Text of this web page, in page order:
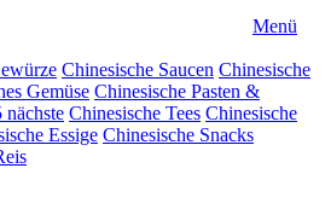
Menü
Chinesische Saucen Chinesische
Gemüse Chinesische Pasten &
nächste Chinesische Tees Chinesische
Essige Chinesische Snacks